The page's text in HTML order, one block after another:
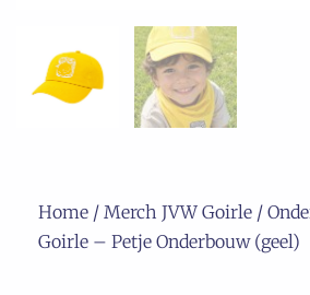
Home / Merch JVW Goirle /
Goirle – Petje Onderbouw (geel)